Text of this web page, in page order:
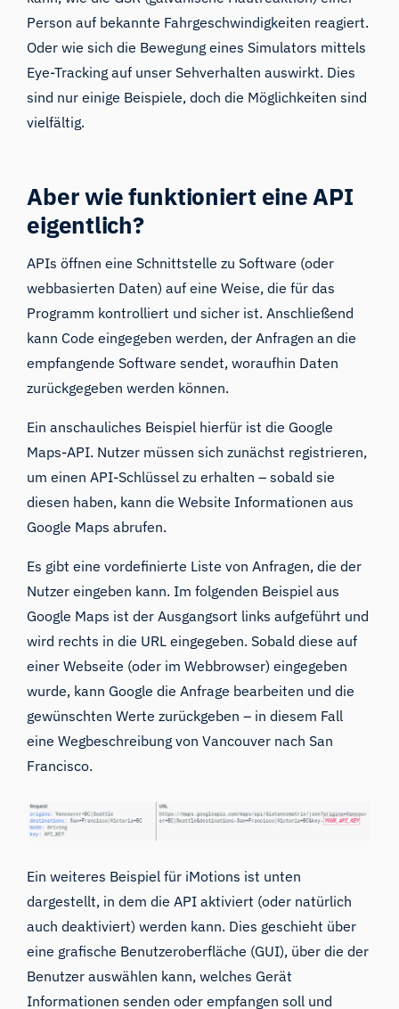
Person auf bekannte Fahrgeschwindigkeiten reagiert.
Oder wie sich die Bewegung eines Simulators mittels
Eye-Tracking auf unser Sehverhalten auswirkt. Dies
sind nur einige Beispiele, doch die Möglichkeiten sind
vielfältig.
Aber wie funktioniert eine API
eigentlich?
APIs öffnen eine Schnittstelle zu Software (oder
webbasierten Daten) auf eine Weise, die für das
Programm kontrolliert und sicher ist. Anschließend
kann Code eingegeben werden, der Anfragen an die
empfangende Software sendet, woraufhin Daten
zurückgegeben werden können.
Ein anschauliches Beispiel hierfür ist die Google
Maps-API. Nutzer müssen sich zunächst registrieren,
um einen API-Schlüssel zu erhalten – sobald sie
diesen haben, kann die Website Informationen aus
Google Maps abrufen.
Es gibt eine vordefinierte Liste von Anfragen, die der
Nutzer eingeben kann. Im folgenden Beispiel aus
Google Maps ist der Ausgangsort links aufgeführt und
wird rechts in die URL eingegeben. Sobald diese auf
einer Webseite (oder im Webbrowser) eingegeben
wurde, kann Google die Anfrage bearbeiten und die
gewünschten Werte zurückgeben – in diesem Fall
eine Wegbeschreibung von Vancouver nach San
Francisco.
Ein weiteres Beispiel für iMotions ist unten
dargestellt, in dem die API aktiviert (oder natürlich
auch deaktiviert) werden kann. Dies geschieht über
eine grafische Benutzeroberfläche (GUI), über die der
Benutzer auswählen kann, welches Gerät
Informationen senden oder empfangen soll und